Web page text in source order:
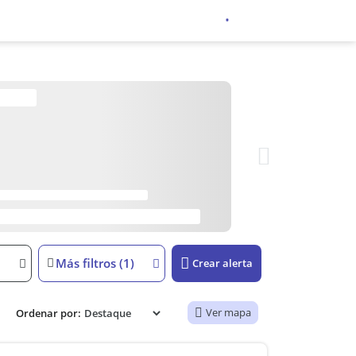
Más filtros (1) Crear alerta
Ordenar por: Ver mapa